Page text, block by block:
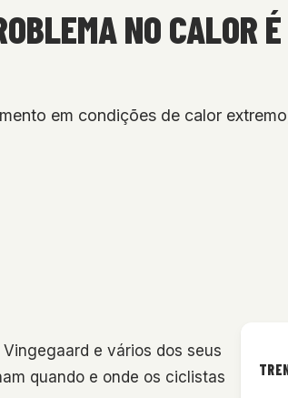
NO CALOR
em condições de calor
e vários dos seus
quando e onde os ciclistas